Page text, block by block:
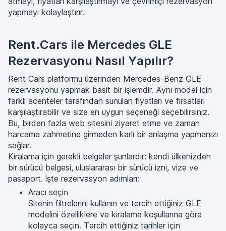
yapmayı kolaylaştırır.
Rent.Cars ile Mercedes GLE
Rezervasyonu Nasıl Yapılır?
Rent Cars platformu üzerinden Mercedes-Benz GLE
rezervasyonu yapmak basit bir işlemdir. Aynı model için
farklı acenteler tarafından sunulan fiyatları ve fırsatları
karşılaştırabilir ve size en uygun seçeneği seçebilirsiniz.
Bu, birden fazla web sitesini ziyaret etme ve zaman
harcama zahmetine girmeden karlı bir anlaşma yapmanızı
sağlar.
Kiralama için gerekli belgeler şunlardır: kendi ülkenizden
bir sürücü belgesi, uluslararası bir sürücü izni, vize ve
pasaport. İşte rezervasyon adımları:
Aracı seçin
Sitenin filtrelerini kullanın ve tercih ettiğiniz GLE
modelini özelliklere ve kiralama koşullarına göre
kolayca seçin. Tercih ettiğiniz tarihler için